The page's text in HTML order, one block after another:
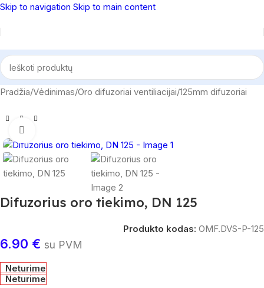
Skip to navigation Skip to main content
Pradžia/Vėdinimas/Oro difuzoriai ventiliacijai/125mm difuzoriai
Difuzorius oro tiekimo, DN 125
Produkto kodas: OMF.DVS-P-125
6.90 € su PVM
Neturime
Neturime